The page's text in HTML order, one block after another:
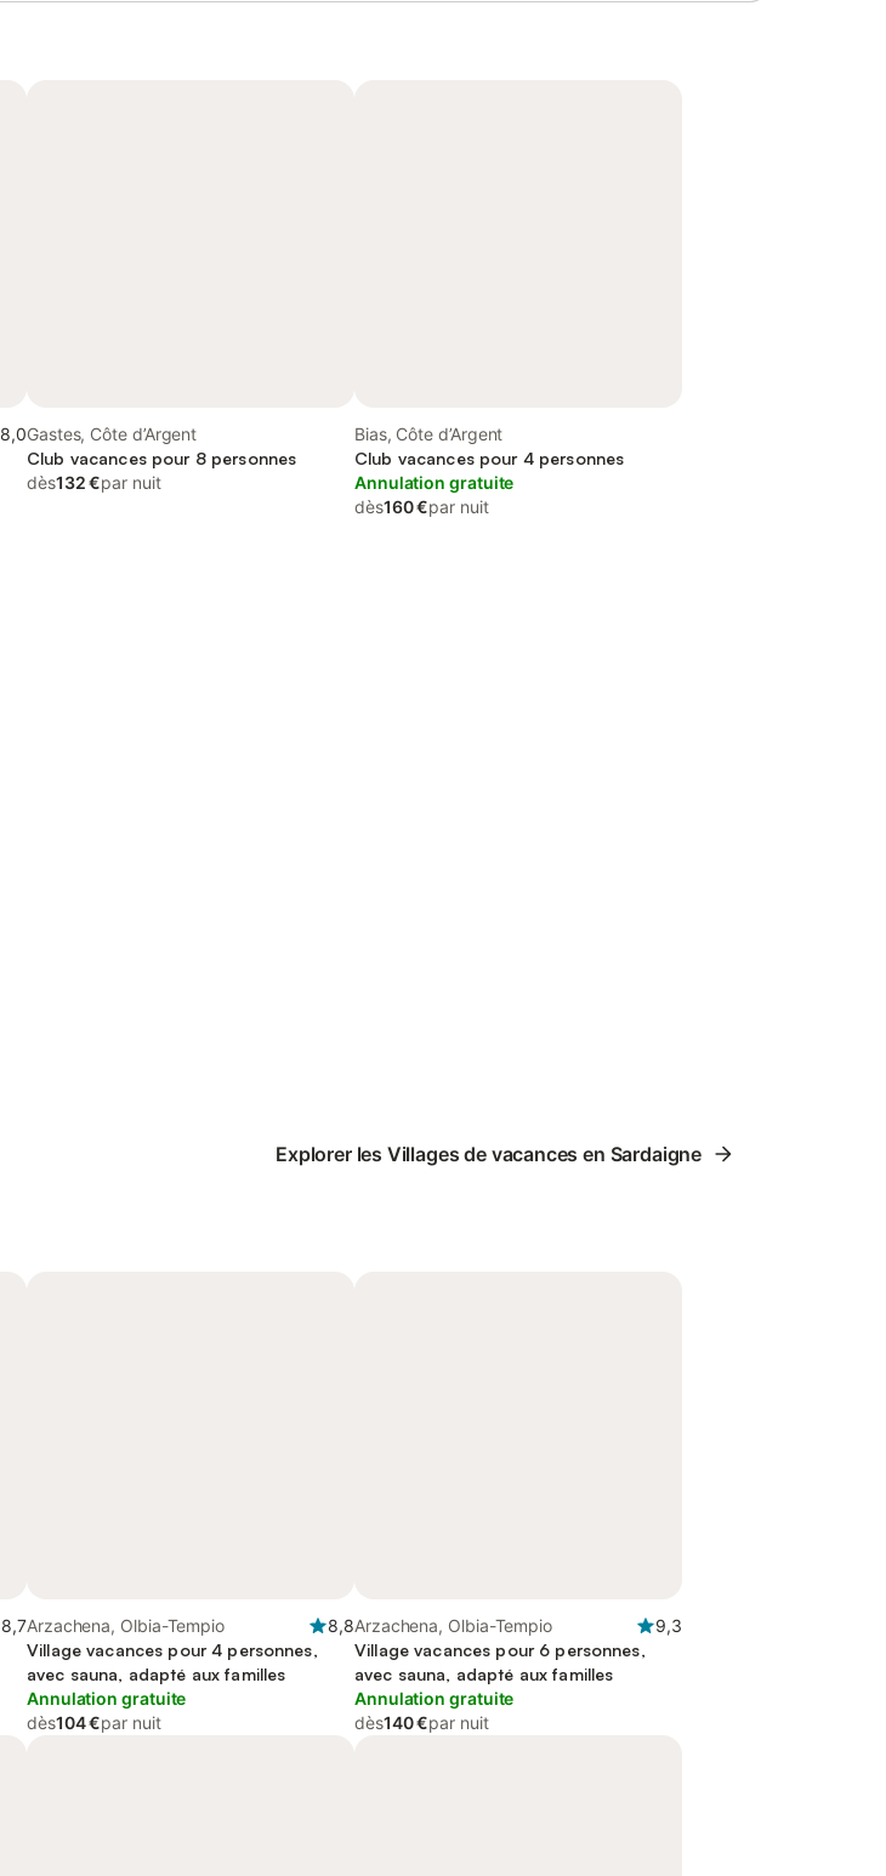
8,0Gastes, Côte d’Argent
Club vacances pour 8 personnes
dès132 €par nuit
Bias, Côte d’Argent
Club vacances pour 4 personnes
Annulation gratuite
dès160 €par nuit
Explorer les Villages de vacances en Sardaigne
8,7Arzachena, Olbia-Tempio
8,8
Village vacances pour 4 personnes,
avec sauna, adapté aux familles
Annulation gratuite
dès104 €par nuit
Arzachena, Olbia-Tempio
9,3
Village vacances pour 6 personnes,
avec sauna, adapté aux familles
Annulation gratuite
dès140 €par nuit